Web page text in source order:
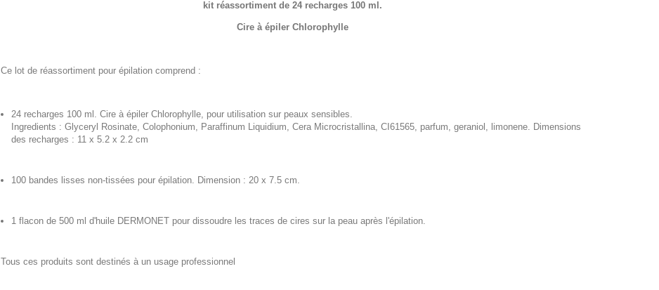
kit réassortiment de 24 recharges 100 ml.
Cire à épiler Chlorophylle
Ce lot de réassortiment pour épilation comprend :
24 recharges 100 ml. Cire à épiler Chlorophylle, pour utilisation sur peaux sensibles.
Ingredients : Glyceryl Rosinate, Colophonium, Paraffinum Liquidium, Cera Microcristallina, CI61565, parfum, geraniol, limonene. Dimensions
des recharges : 11 x 5.2 x 2.2 cm
100 bandes lisses non-tissées pour épilation. Dimension : 20 x 7.5 cm.
1 flacon de 500 ml d'huile DERMONET pour dissoudre les traces de cires sur la peau après l'épilation.
Tous ces produits sont destinés à un usage professionnel